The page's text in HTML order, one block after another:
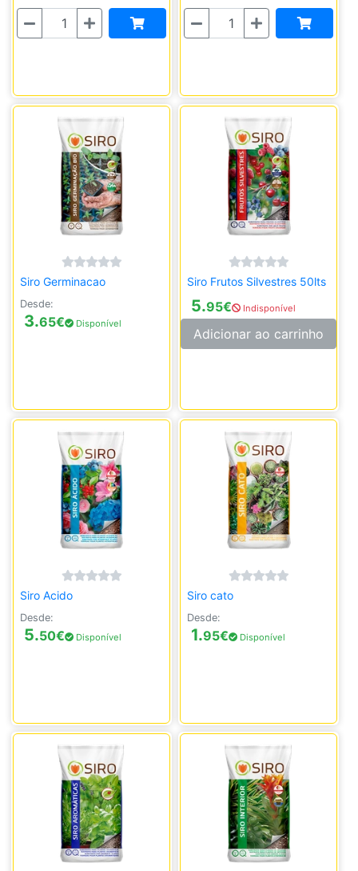
Quantidade
Quantidade
Siro Germinacao
Desde:
3.65€ Disponível
Siro Frutos Silvestres 50lts
5.95€ Indisponível
Adicionar ao carrinho
Siro Acido
Desde:
5.50€ Disponível
Siro cato
Desde:
1.95€ Disponível